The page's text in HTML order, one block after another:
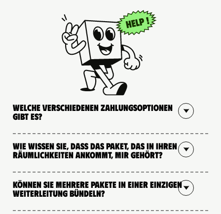
Welche verschiedenen Zahlungsoptionen
gibt es?
Wie wissen Sie, dass das Paket, das in Ihren
Räumlichkeiten ankommt, mir gehört?
Können Sie mehrere Pakete in einer einzigen
Weiterleitung bündeln?